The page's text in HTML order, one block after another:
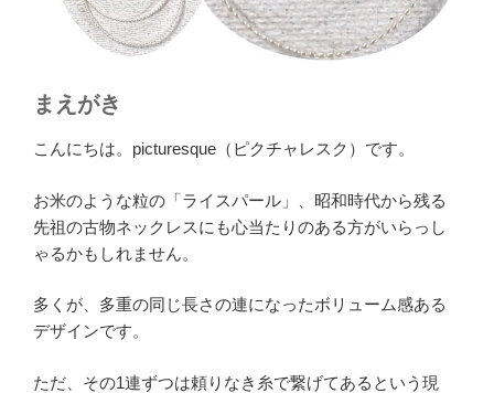
まえがき
こんにちは。picturesque（ピクチャレスク）です。
お米のような粒の「ライスパール」、昭和時代から残る
先祖の古物ネックレスにも心当たりのある方がいらっし
ゃるかもしれません。
多くが、多重の同じ長さの連になったボリューム感ある
デザインです。
ただ、その1連ずつは頼りなき糸で繋げてあるという現